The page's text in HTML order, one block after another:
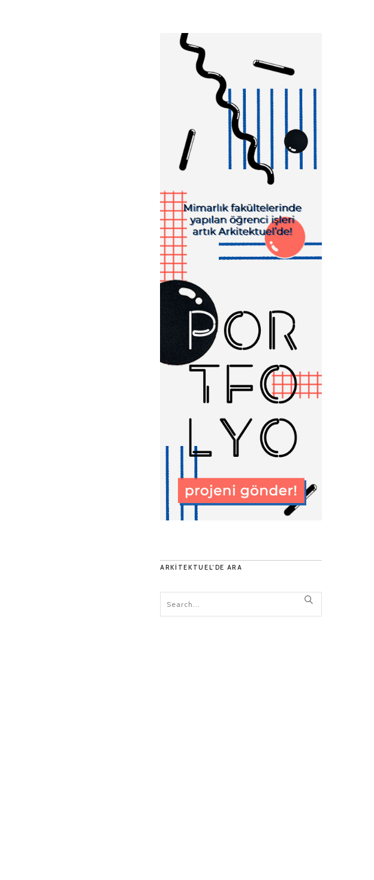
ARKITEKTUEL’DE ARA